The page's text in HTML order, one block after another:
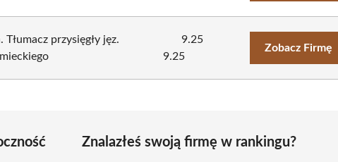
przysięgły jęz.
9.25
9.25
Zobacz Firmę
Znalazłeś swoją firmę w rankingu?